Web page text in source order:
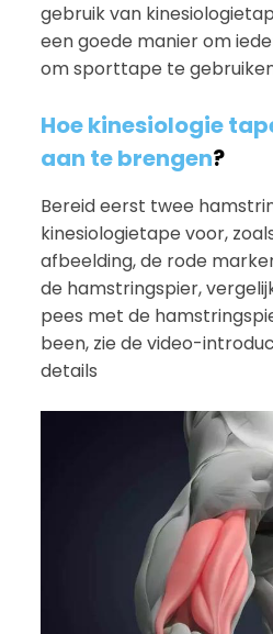
gebruik van
een goede manier om
om sporttape te
Hoe kinesiologie
aan te brengen?
Bereid eerst twee
kinesiologietape voor,
afbeelding, de rode
de hamstringspier,
pees met de
been, zie de video-
details